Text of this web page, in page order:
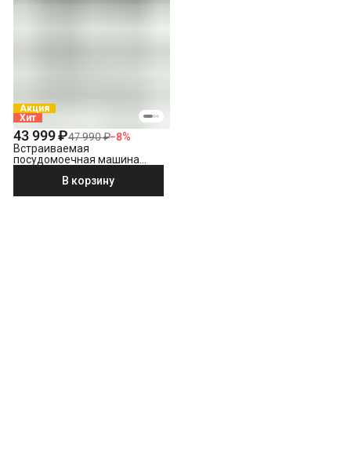
Акция
Хит
43 999 ₽47 990 ₽−8%
Встраиваемая
посудомоечная машина
В корзину